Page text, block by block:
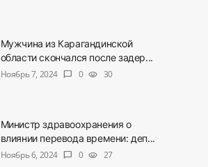
Мужчина из Карагандинской
области скончался после задер...
Ноябрь 7, 2024
chat_bubble 0 visibility 30
Министр здравоохранения о
влиянии перевода времени: деп...
Ноябрь 6, 2024
chat_bubble 0 visibility 27